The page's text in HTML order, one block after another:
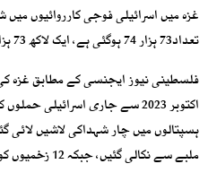
غزہ میں اسرائیلی فوجی کارروائیوں
تعداد73 ہزار 74 ہوگئی ہے، ایک لاکھ 73 ہزار 537 افراد زخمی ہیں۔
ہسپتالوں میں چار شہداکی لاشیں لائی
ملبے سے نکالی گئیں، جبکہ 12 زخمیوں کو بھی ہسپتال منتقل کیا گیا۔